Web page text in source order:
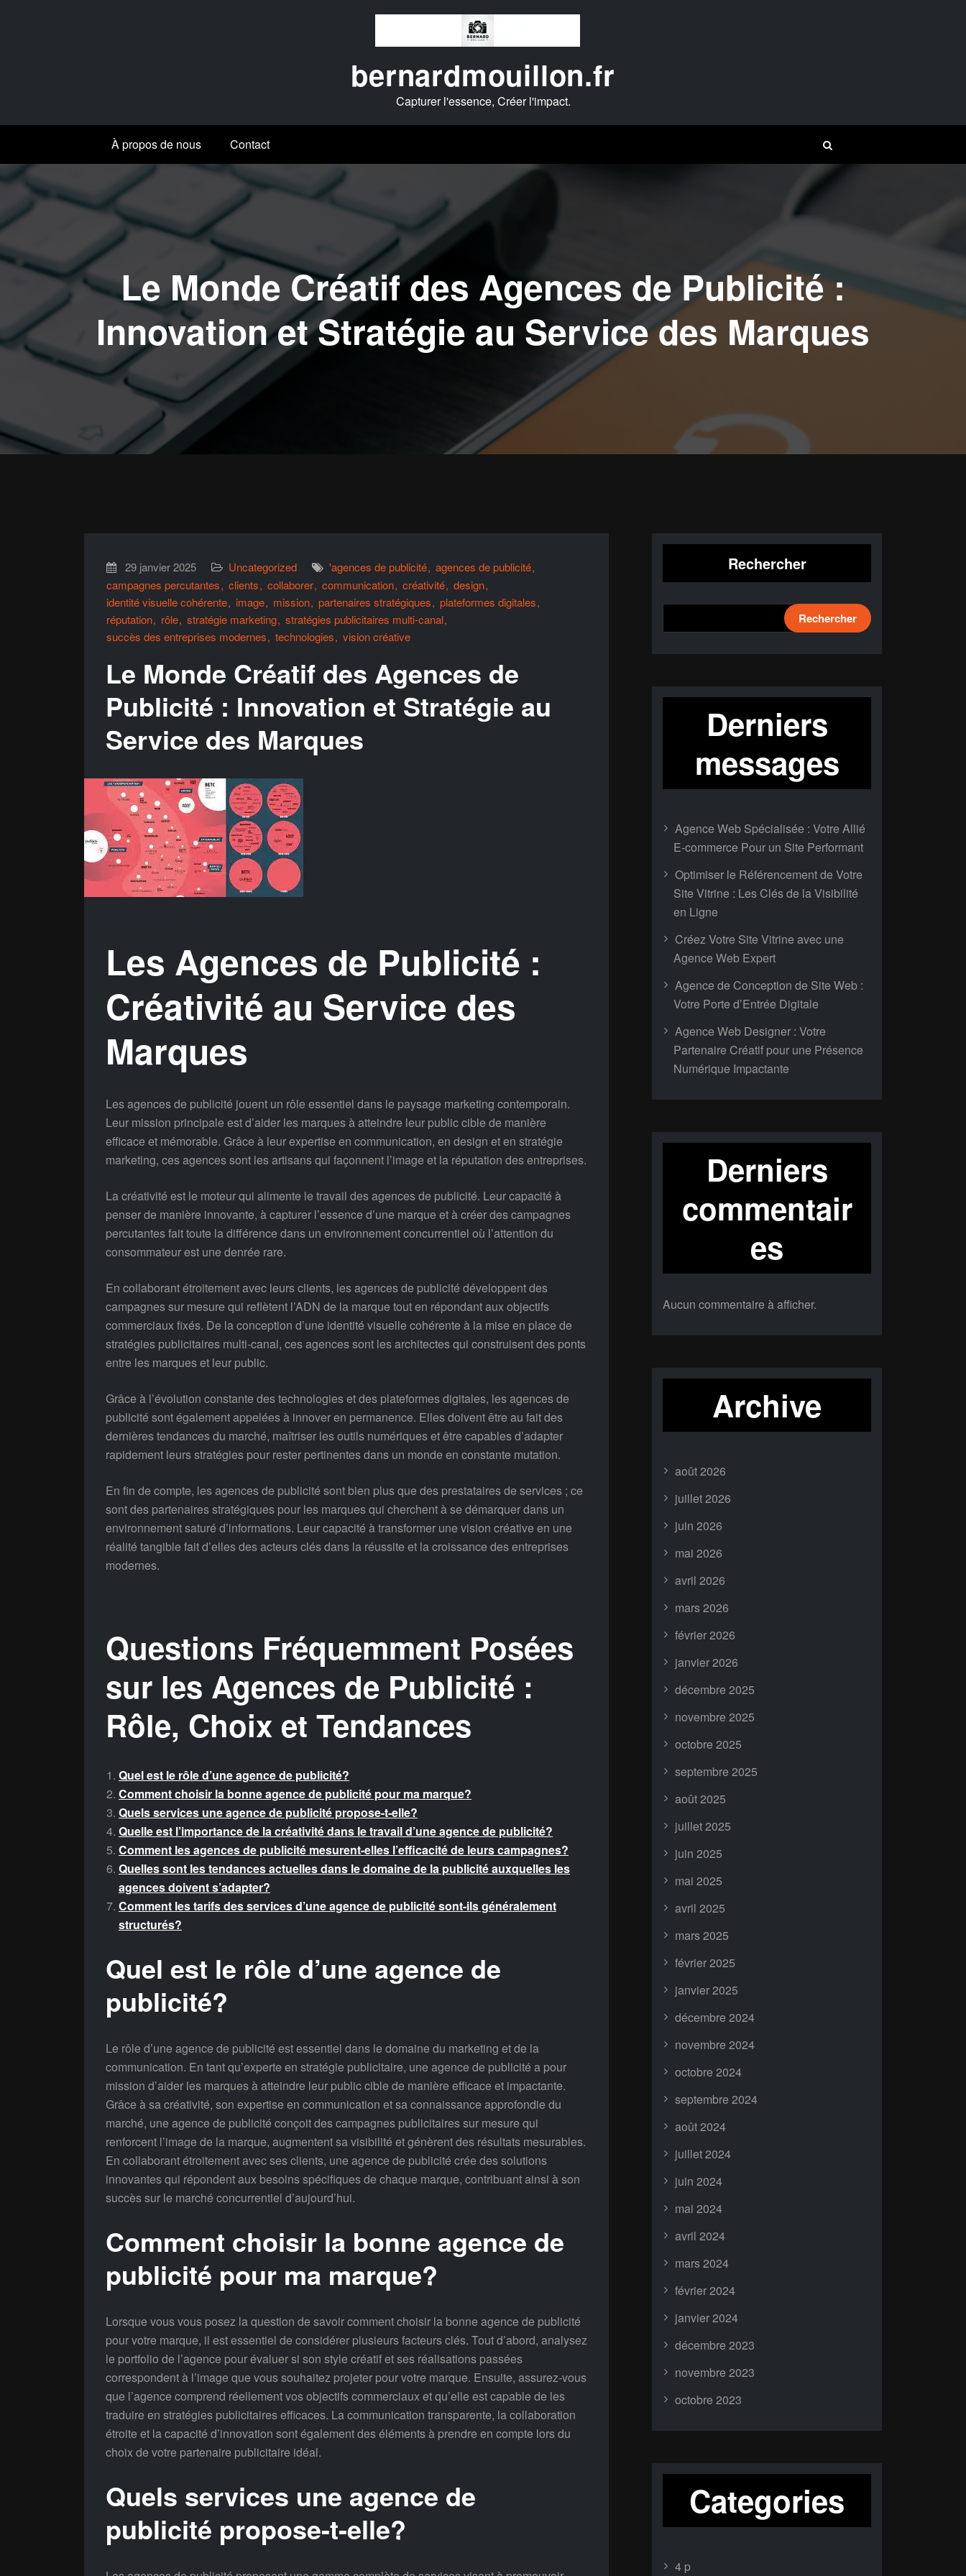
bernardmouillon.fr
Capturer l'essence, Créer l'impact.
À propos de nous Contact
Le Monde Créatif des Agences de Publicité :
Innovation et Stratégie au Service des Marques
29 janvier 2025 Uncategorized 'agences de publicité agences de publicité
campagnes percutantes
clients collaborer communication créativité design
identité visuelle cohérente
image mission partenaires stratégiques
plateformes digitales
réputation
rôle stratégie marketing stratégies publicitaires multi-canal
succès des entreprises modernes
technologies vision créative
Le Monde Créatif des Agences de
Publicité : Innovation et Stratégie au
Service des Marques
Les Agences de Publicité :
Créativité au Service des
Marques
Les agences de publicité jouent un rôle essentiel dans le paysage marketing contemporain.
Leur mission principale est d’aider les marques à atteindre leur public cible de manière
efficace et mémorable. Grâce à leur expertise en communication, en design et en stratégie
marketing, ces agences sont les artisans qui façonnent l’image et la réputation des entreprises.
La créativité est le moteur qui alimente le travail des agences de publicité. Leur capacité à
penser de manière innovante, à capturer l’essence d’une marque et à créer des campagnes
percutantes fait toute la différence dans un environnement concurrentiel où l’attention du
consommateur est une denrée rare.
En collaborant étroitement avec leurs clients, les agences de publicité développent des
campagnes sur mesure qui reflètent l’ADN de la marque tout en répondant aux objectifs
commerciaux fixés. De la conception d’une identité visuelle cohérente à la mise en place de
stratégies publicitaires multi-canal, ces agences sont les architectes qui construisent des ponts
entre les marques et leur public.
Grâce à l’évolution constante des technologies et des plateformes digitales, les agences de
publicité sont également appelées à innover en permanence. Elles doivent être au fait des
dernières tendances du marché, maîtriser les outils numériques et être capables d’adapter
rapidement leurs stratégies pour rester pertinentes dans un monde en constante mutation.
En fin de compte, les agences de publicité sont bien plus que des prestataires de services ; ce
sont des partenaires stratégiques pour les marques qui cherchent à se démarquer dans un
environnement saturé d’informations. Leur capacité à transformer une vision créative en une
réalité tangible fait d’elles des acteurs clés dans la réussite et la croissance des entreprises
modernes.
Questions Fréquemment Posées
sur les Agences de Publicité :
Rôle, Choix et Tendances
Quel est le rôle d’une agence de publicité?
Comment choisir la bonne agence de publicité pour ma marque?
Quels services une agence de publicité propose-t-elle?
Quelle est l’importance de la créativité dans le travail d’une agence de publicité?
Comment les agences de publicité mesurent-elles l’efficacité de leurs campagnes?
Quelles sont les tendances actuelles dans le domaine de la publicité auxquelles les
agences doivent s’adapter?
Comment les tarifs des services d’une agence de publicité sont-ils généralement
structurés?
Quel est le rôle d’une agence de
publicité?
Le rôle d’une agence de publicité est essentiel dans le domaine du marketing et de la
communication. En tant qu’experte en stratégie publicitaire, une agence de publicité a pour
mission d’aider les marques à atteindre leur public cible de manière efficace et impactante.
Grâce à sa créativité, son expertise en communication et sa connaissance approfondie du
marché, une agence de publicité conçoit des campagnes publicitaires sur mesure qui
renforcent l’image de la marque, augmentent sa visibilité et génèrent des résultats mesurables.
En collaborant étroitement avec ses clients, une agence de publicité crée des solutions
innovantes qui répondent aux besoins spécifiques de chaque marque, contribuant ainsi à son
succès sur le marché concurrentiel d’aujourd’hui.
Comment choisir la bonne agence de
publicité pour ma marque?
Lorsque vous vous posez la question de savoir comment choisir la bonne agence de publicité
pour votre marque, il est essentiel de considérer plusieurs facteurs clés. Tout d’abord, analysez
le portfolio de l’agence pour évaluer si son style créatif et ses réalisations passées
correspondent à l’image que vous souhaitez projeter pour votre marque. Ensuite, assurez-vous
que l’agence comprend réellement vos objectifs commerciaux et qu’elle est capable de les
traduire en stratégies publicitaires efficaces. La communication transparente, la collaboration
étroite et la capacité d’innovation sont également des éléments à prendre en compte lors du
choix de votre partenaire publicitaire idéal.
Quels services une agence de
publicité propose-t-elle?
Rechercher
Rechercher
Derniers
messages
Agence Web Spécialisée : Votre Allié
E-commerce Pour un Site Performant
Optimiser le Référencement de Votre
Site Vitrine : Les Clés de la Visibilité
en Ligne
Créez Votre Site Vitrine avec une
Agence Web Expert
Agence de Conception de Site Web :
Votre Porte d’Entrée Digitale
Agence Web Designer : Votre
Partenaire Créatif pour une Présence
Numérique Impactante
Derniers
commentair
es
Aucun commentaire à afficher.
Archive
août 2026
juillet 2026
juin 2026
mai 2026
avril 2026
mars 2026
février 2026
janvier 2026
décembre 2025
novembre 2025
octobre 2025
septembre 2025
août 2025
juillet 2025
juin 2025
mai 2025
avril 2025
mars 2025
février 2025
janvier 2025
décembre 2024
novembre 2024
octobre 2024
septembre 2024
août 2024
juillet 2024
juin 2024
mai 2024
avril 2024
mars 2024
février 2024
janvier 2024
décembre 2023
novembre 2023
octobre 2023
Categories
4 p